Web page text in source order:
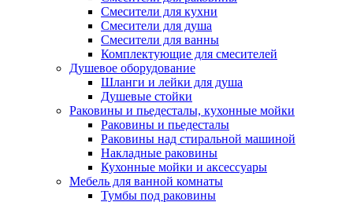
Смесители для кухни
Смесители для душа
Смесители для ванны
Комплектующие для смесителей
Душевое оборудование
Шланги и лейки для душа
Душевые стойки
Раковины и пьедесталы, кухонные мойки
Раковины и пьедесталы
Раковины над стиральной машиной
Накладные раковины
Кухонные мойки и аксессуары
Мебель для ванной комнаты
Тумбы под раковины